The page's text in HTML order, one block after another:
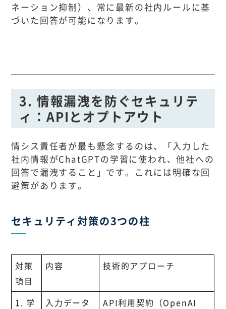
ネーション抑制）、常に最新の社内ルールに基
づいた回答が可能になります。
3. 情報漏洩を防ぐセキュリテ
ィ：APIとオプトアウト
情シス責任者が最も懸念するのは、「入力した
社内情報がChatGPTの学習に使われ、他社への
回答で漏洩すること」です。これには明確な回
避策があります。
セキュリティ対策の3つの柱
対策
項目
内容 技術的アプローチ
1. 学
入力データ
API利用契約（OpenAI